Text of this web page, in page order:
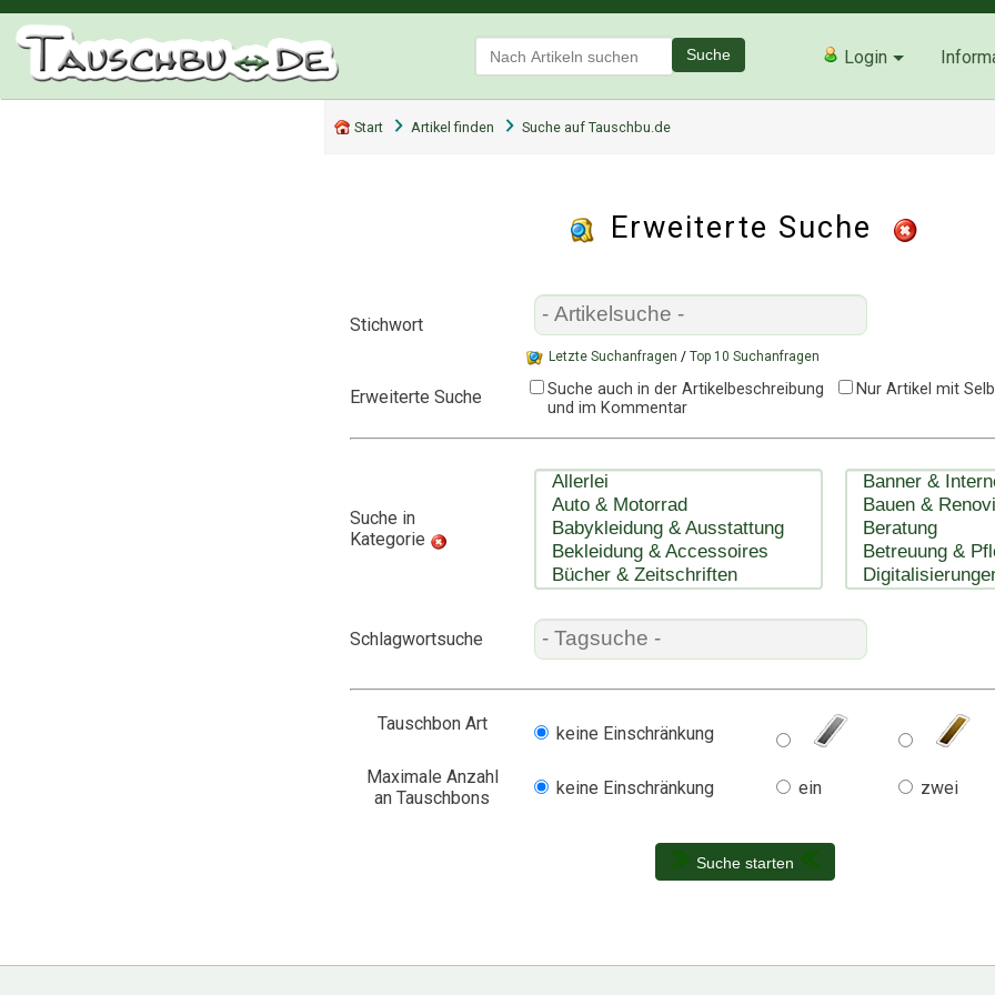
Suche Login
Start Artikel finden Suche auf Tauschbu.de
Erweiterte Suche
Stichwort
Letzte Suchanfragen / Top 10 Suchanfragen
Erweiterte Suche
Suche auch in der Artikelbeschreibung
und im Kommentar
Nur Artikel mit
Suche in
Kategorie
Schlagwortsuche
Tauschbon Art keine Einschränkung
Maximale Anzahl
an Tauschbons
keine Einschränkung ein zwei
Suche starten